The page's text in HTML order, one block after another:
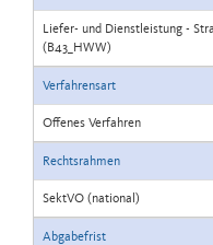
Liefer- und Dienstleistung -
(B43_HWW)
Verfahrensart
Offenes Verfahren
Rechtsrahmen
SektVO (national)
Abgabefrist